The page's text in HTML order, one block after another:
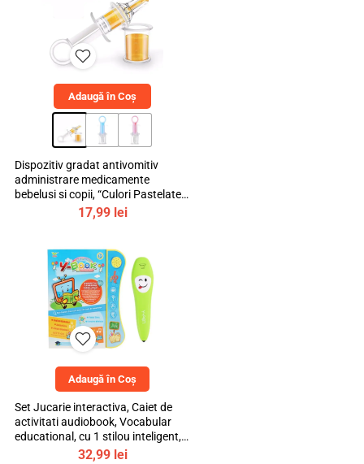
Adaugă în Coș
Dispozitiv gradat antivomitiv
administrare medicamente
bebelusi si copii, “Culori Pastelate”,
mediLOGIC™17,99 lei
Adaugă în Coș
Set Jucarie interactiva, Caiet de
activitati audiobook, Vocabular
educational, cu 1 stilou inteligent, 3
ani+, bebeLOGIC™
32,99 lei